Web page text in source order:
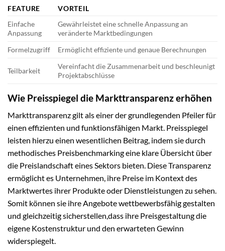
FEATURE
VORTEIL
Einfache
Anpassung
Gewährleistet eine schnelle Anpassung an
veränderte Marktbedingungen
Formelzugriff
Ermöglicht effiziente und genaue Berechnungen
Teilbarkeit
Vereinfacht die Zusammenarbeit und beschleunigt
Projektabschlüsse
Wie Preisspiegel die Markttransparenz erhöhen
Markttransparenz gilt als einer der grundlegenden Pfeiler für
einen effizienten und funktionsfähigen Markt. Preisspiegel
leisten hierzu einen wesentlichen Beitrag, indem sie durch
methodisches Preisbenchmarking eine klare Übersicht über
die Preislandschaft eines Sektors bieten. Diese Transparenz
ermöglicht es Unternehmen, ihre Preise im Kontext des
Marktwertes ihrer Produkte oder Dienstleistungen zu sehen.
Somit können sie ihre Angebote wettbewerbsfähig gestalten
und gleichzeitig sicherstellen,dass ihre Preisgestaltung die
eigene Kostenstruktur und den erwarteten Gewinn
widerspiegelt.